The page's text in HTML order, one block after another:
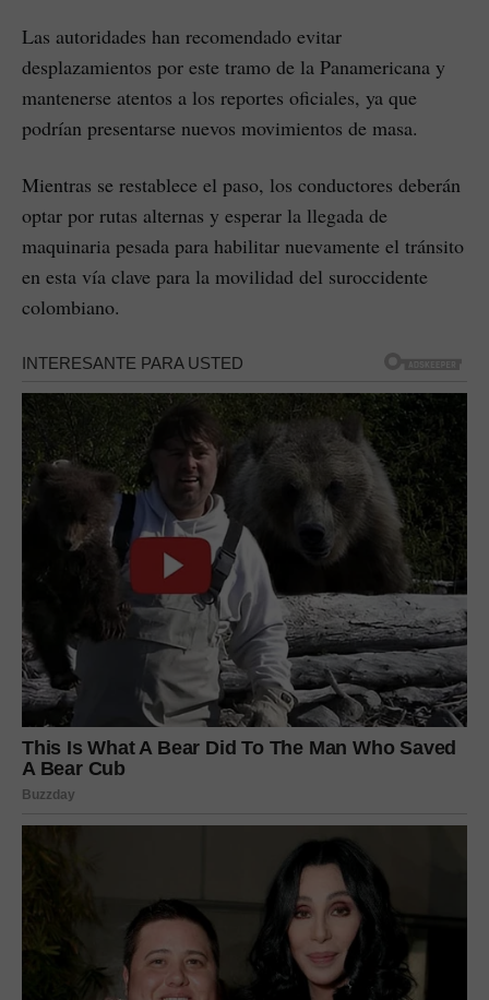
Las autoridades han recomendado evitar
desplazamientos por este tramo de la Panamericana y
mantenerse atentos a los reportes oficiales, ya que
podrían presentarse nuevos movimientos de masa.
Mientras se restablece el paso, los conductores deberán
optar por rutas alternas y esperar la llegada de
maquinaria pesada para habilitar nuevamente el tránsito
en esta vía clave para la movilidad del suroccidente
colombiano.